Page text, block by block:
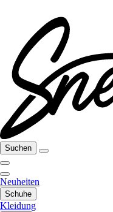
Suchen
Neuheiten
Schuhe
Kleidung